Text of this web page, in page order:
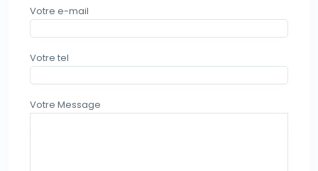
Votre e-mail
Votre tel
Votre Message